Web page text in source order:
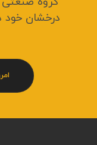
درخشان خود